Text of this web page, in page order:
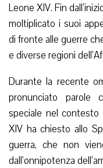
Leone XIV. Fin
moltiplicato i suoi
di fronte alle guerre
e diverse regioni
Durante la recente
pronunciato parole
speciale nel contesto
XIV ha chiesto allo
guerra, che non
dall’onnipotenza